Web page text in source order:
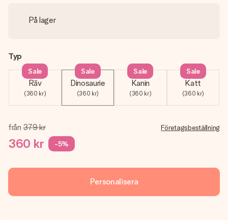
På lager
Typ
Räv
(360 kr)
Sale
Dinosaurie
(360 kr)
Sale
Kanin
(360 kr)
Sale
Katt
(360 kr)
Sale
från 379 kr
360 kr -5%
Företagsbeställning
Personalisera